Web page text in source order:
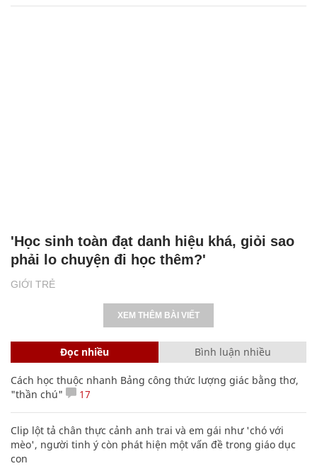
GIỚI TRẺ
'Học sinh toàn đạt danh hiệu khá, giỏi sao
phải lo chuyện đi học thêm?'
XEM THÊM BÀI VIẾT
Đọc nhiều Bình luận nhiều
Cách học thuộc nhanh Bảng công thức lượng giác bằng thơ,
"thần chú"
17
Clip lột tả chân thực cảnh anh trai và em gái như 'chó với
mèo', người tinh ý còn phát hiện một vấn đề trong giáo dục
con